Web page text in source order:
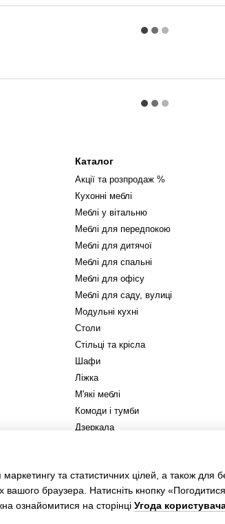
Каталог
Акції та розпродаж %
Кухонні меблі
Меблі у вітальню
Меблі для передпокою
Меблі для дитячої
Меблі для спальні
Меблі для офісу
Меблі для саду, вулиці
Модульні кухні
Столи
Стільці та крісла
Шафи
Ліжка
М'які меблі
Комоди і тумби
Дзеркала
Фурнітура та плитні матеріали
та статистичних цілей, а також для
браузера. Натисніть кнопку
ознайомитися на сторінці Угода